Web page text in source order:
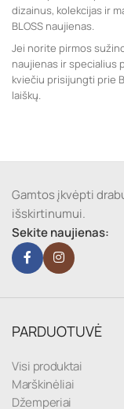
dizainus, kolekcijas ir
BLOSS naujienas.
Jei norite pirmos
naujienas ir specialius
kviečiu prisijungti prie
laiškų.
Gamtos įkvėpti
išskirtinumui.
Sekite naujienas:
PARDUOTUVĖ
Visi produktai
Marškinėliai
Džemperiai